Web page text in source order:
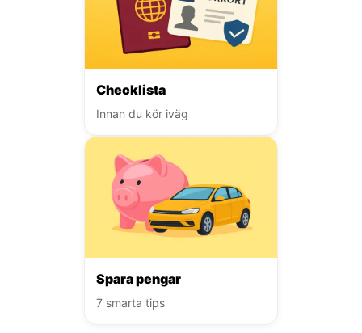
Checklista
Innan du kör iväg
Spara pengar
7 smarta tips